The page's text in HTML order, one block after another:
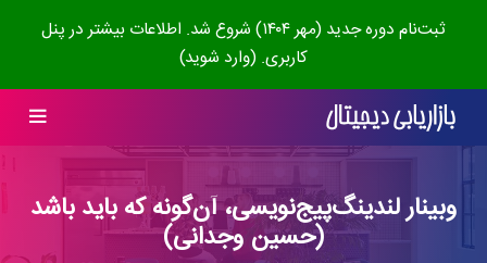
ثبت‌نام دوره جدید (مهر ۱۴۰۴) شروع شد. اطلاعات بیشتر در پنل
کاربری. (وارد شوید)
وبینار لندینگ‌پیج‌نویسی، آن‌گونه که باید باشد
(حسین وجدانی)